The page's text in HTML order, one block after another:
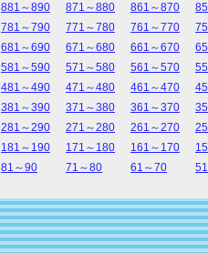
881～890 871～880 861～870
781～790 771～780 761～770
681～690 671～680 661～670
581～590 571～580 561～570
481～490 471～480 461～470
381～390 371～380 361～370
281～290 271～280 261～270
181～190 171～180 161～170
81～90 71～80 61～70